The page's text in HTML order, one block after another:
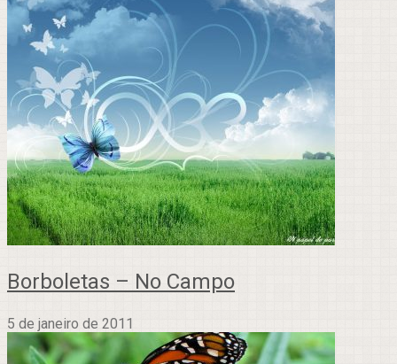
Borboletas – No Campo
5 de janeiro de 2011